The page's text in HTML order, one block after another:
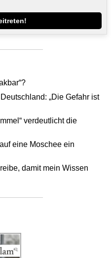
„Die Gefahr ist
verdeutlicht die
eine Moschee ein
damit mein Wissen